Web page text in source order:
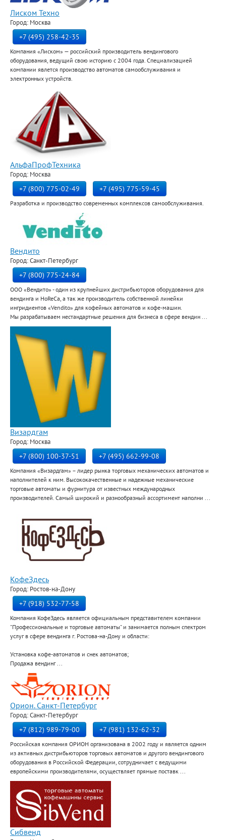
Лиском Техно
Город: Москва
+7 (495) 258-42-35
Компания «Лиском» — российский производитель вендингового
оборудования, ведущий свою историю с 2004 года. Специализацией
компании явлется производство автоматов самообслуживания и
электронных устройств.
АльфаПрофТехника
Город: Москва
+7 (800) 775-02-49
+7 (495) 775-59-45
Разработка и производство современных комплексов самообслуживания.
Вендито
Город: Санкт-Петербург
+7 (800) 775-24-84
ООО «Вендито» - один из крупнейших дистрибьюторов оборудования для
вендинга и HoReCa, а так же производитель собственной линейки
ингридиентов «Vendito» для кофейных автоматов и кофе-машин.
Мы разрабатываем нестандартные решения для бизнеса в сфере вендин ...
Визардгам
Город: Москва
+7 (800) 100-37-51
+7 (495) 662-99-08
Компания «Визардгам» – лидер рынка торговых механических автоматов и
наполнителей к ним. Высококачественные и надежные механические
торговые автоматы и фурнитура от известных международных
производителей. Самый широкий и разнообразный ассортимент наполни ...
КофеЗдесь
Город: Ростов-на-Дону
+7 (918) 532-77-58
Компания КофеЗдесь является официальным представителем компании
"Профессиональные и торговые автоматы" и занимается полным спектром
услуг в сфере вендинга г. Ростова-на-Дону и области:
Установка кофе-автоматов и снек автоматов;
Продажа вендинг ...
Орион. Санкт-Петербург
Город: Санкт-Петербург
+7 (812) 989-79-00
+7 (981) 132-62-32
Российская компания ОРИОН организована в 2002 году и является одним
из активных дистрибьюторов торговых автоматов и другого вендингового
оборудования в Российской Федерации, сотрудничает с ведущими
европейскими производителями, осуществляет прямые поставк ...
Сибвенд